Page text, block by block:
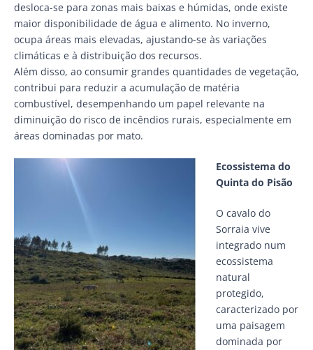
desloca-se para zonas mais baixas e húmidas, onde existe
maior disponibilidade de água e alimento. No inverno,
ocupa áreas mais elevadas, ajustando-se às variações
climáticas e à distribuição dos recursos.
Além disso, ao consumir grandes quantidades de vegetação,
contribui para reduzir a acumulação de matéria
combustível, desempenhando um papel relevante na
diminuição do risco de incêndios rurais, especialmente em
áreas dominadas por mato.
Ecossistema do
Quinta do Pisão
O cavalo do
Sorraia vive
integrado num
ecossistema
natural
protegido,
caracterizado por
uma paisagem
dominada por